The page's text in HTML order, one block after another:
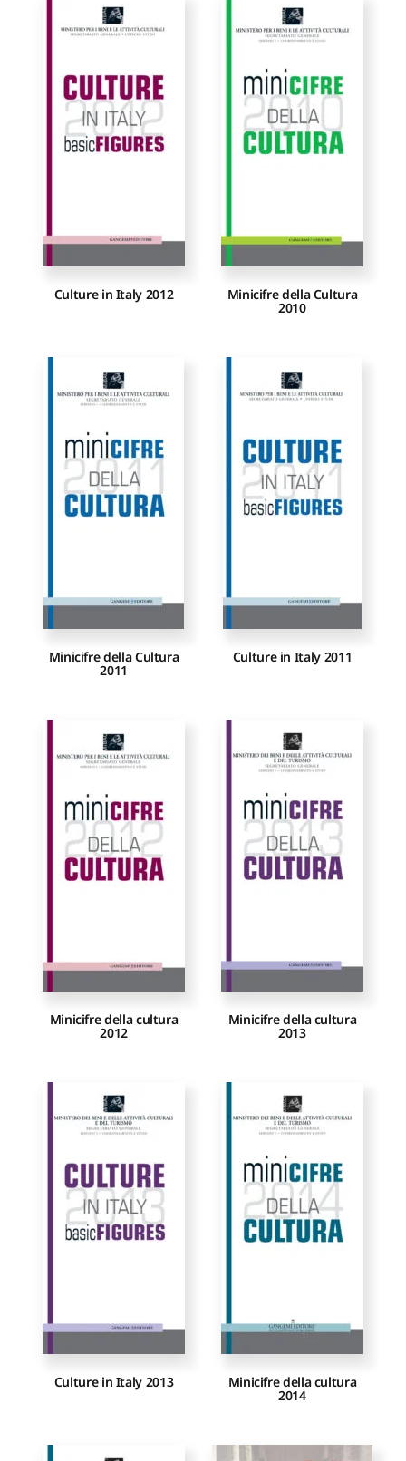
Culture in Italy 2012 Minicifre della Cultura
2010
Minicifre della Cultura
2011
Culture in Italy 2011
Minicifre della cultura
2012
Minicifre della cultura
2013
Culture in Italy 2013 Minicifre della cultura
2014